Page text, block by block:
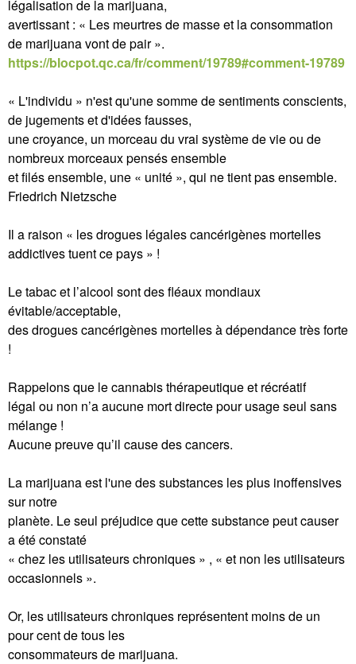
légalisation de la marijuana,
avertissant : « Les meurtres de masse et la consommation
de marijuana vont de pair ».
https://blocpot.qc.ca/fr/comment/19789#comment-19789
« L'individu » n'est qu'une somme de sentiments conscients,
de jugements et d'idées fausses,
une croyance, un morceau du vrai système de vie ou de
nombreux morceaux pensés ensemble
et filés ensemble, une « unité », qui ne tient pas ensemble.
Friedrich Nietzsche
Il a raison « les drogues légales cancérigènes mortelles
addictives tuent ce pays » !
Le tabac et l’alcool sont des fléaux mondiaux
évitable/acceptable,
des drogues cancérigènes mortelles à dépendance très forte
!
Rappelons que le cannabis thérapeutique et récréatif
légal ou non n’a aucune mort directe pour usage seul sans
mélange !
Aucune preuve qu’il cause des cancers.
La marijuana est l'une des substances les plus inoffensives
sur notre
planète. Le seul préjudice que cette substance peut causer
a été constaté
« chez les utilisateurs chroniques » , « et non les utilisateurs
occasionnels ».
Or, les utilisateurs chroniques représentent moins de un
pour cent de tous les
consommateurs de marijuana.